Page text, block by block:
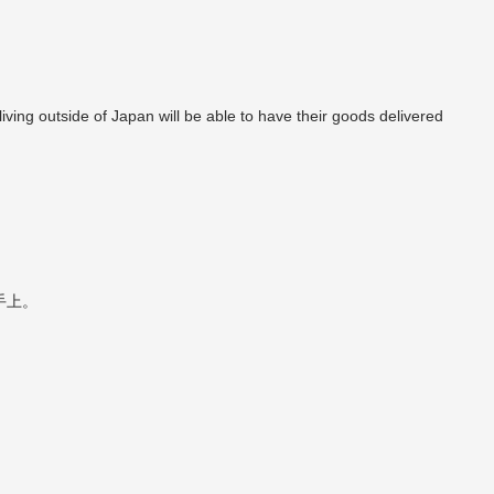
outside of Japan will be able to have their goods delivered
。